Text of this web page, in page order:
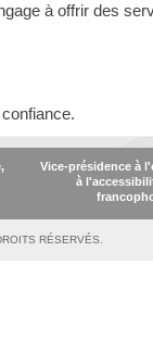
à offrir des
Vice-présidence à
à
RÉSERVÉS.